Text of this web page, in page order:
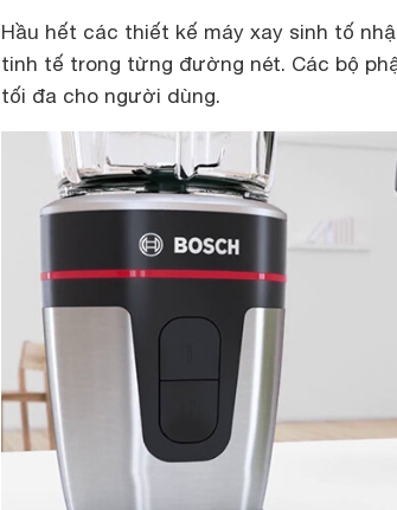
Hầu hết các thiết kế máy xay sinh tố
tinh tế trong từng đường nét. Các bộ
tối đa cho người dùng.